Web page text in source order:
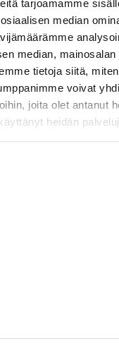
tarjoamamme
median
median,
tietoja siitä,
voivat
joita olet antanut
heidän
Toimistonhoitaja
siirtämisestä